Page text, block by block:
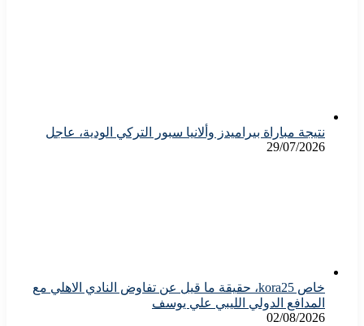
نتيجة مباراة بيراميدز وألانيا سبور التركي الودية، عاجل
29/07/2026
خاص kora25، حقيقة ما قيل عن تفاوض النادي الاهلي مع
المدافع الدولي الليبي علي يوسف
02/08/2026